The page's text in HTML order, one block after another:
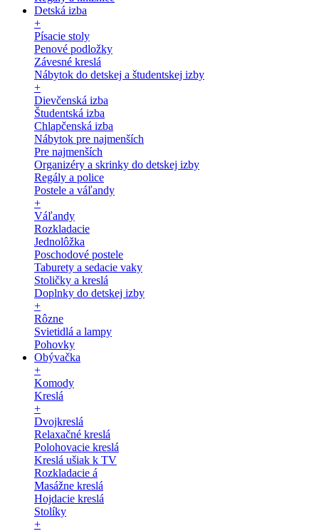
Detská izba
+
Písacie stoly
Penové podložky
Závesné kreslá
Nábytok do detskej a študentskej izby
+
Dievčenská izba
Študentská izba
Chlapčenská izba
Nábytok pre najmenších
Pre najmenších
Organizéry a skrinky do detskej izby
Regály a police
Postele a váľandy
+
Váľandy
Rozkladacie
Jednolôžka
Poschodové postele
Taburety a sedacie vaky
Stoličky a kreslá
Doplnky do detskej izby
+
Rôzne
Svietidlá a lampy
Pohovky
Obývačka
+
Komody
Kreslá
+
Dvojkreslá
Relaxačné kreslá
Polohovacie kreslá
Kreslá ušiak k TV
Rozkladacie á
Masážne kreslá
Hojdacie kreslá
Stolíky
+